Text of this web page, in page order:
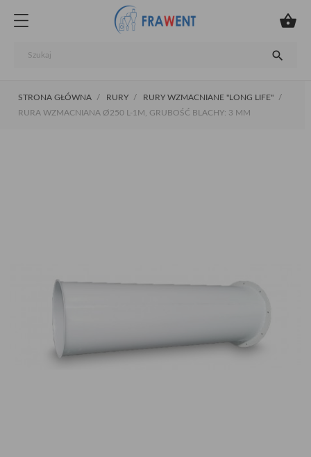


STRONA GŁÓWNA RURY
RURY WZMACNIANE "LONG LIFE"
RURA WZMACNIANA Ø250 L-1M, GRUBOŚĆ BLACHY: 3 MM